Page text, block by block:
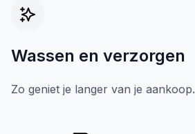
Wassen en verzorgen
Zo geniet je langer van je aankoop.